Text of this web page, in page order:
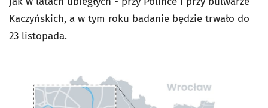
Kaczyńskich, a w tym roku badanie będzie trwało do
23 listopada.